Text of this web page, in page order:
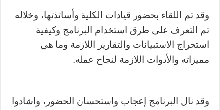
وقد تم اللقاء بحضور قيادات الكلية وأساتذتها، وخلاله
تم التعرف على طرق استخدام البرنامج وكيفية
استخراج الاستبيانات والتقارير اللازمة وما هي
مميزاته والأدوات اللازمة لنجاح عمله.
وقد نال البرنامج إعجاب واستحسان الحضور، واشادوا